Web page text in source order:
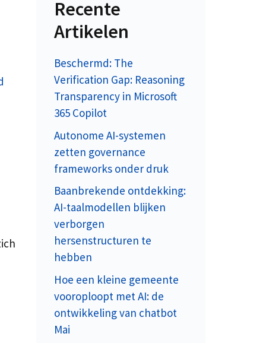
Recente
Artikelen
Beschermd: The
Verification Gap: Reasoning
Transparency in Microsoft
365 Copilot
Autonome AI-systemen
zetten governance
frameworks onder druk
Baanbrekende ontdekking:
AI-taalmodellen blijken
verborgen
hersenstructuren te
hebben
Hoe een kleine gemeente
vooroploopt met AI: de
ontwikkeling van chatbot
Mai